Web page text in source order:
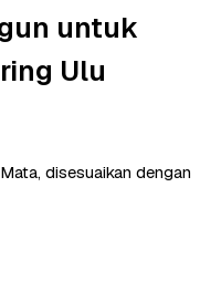
untuk
Ulu
disesuaikan dengan